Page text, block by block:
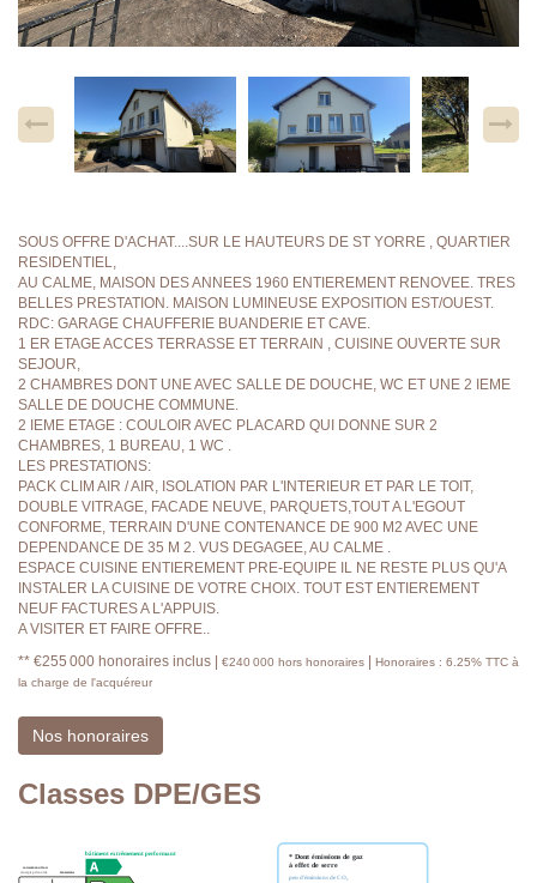
SOUS OFFRE D'ACHAT....SUR LE HAUTEURS DE ST YORRE , QUARTIER
RESIDENTIEL,
AU CALME, MAISON DES ANNEES 1960 ENTIEREMENT RENOVEE. TRES
BELLES PRESTATION. MAISON LUMINEUSE EXPOSITION EST/OUEST.
RDC: GARAGE CHAUFFERIE BUANDERIE ET CAVE.
1 ER ETAGE ACCES TERRASSE ET TERRAIN , CUISINE OUVERTE SUR
SEJOUR,
2 CHAMBRES DONT UNE AVEC SALLE DE DOUCHE, WC ET UNE 2 IEME
SALLE DE DOUCHE COMMUNE.
2 IEME ETAGE : COULOIR AVEC PLACARD QUI DONNE SUR 2
CHAMBRES, 1 BUREAU, 1 WC .
LES PRESTATIONS:
PACK CLIM AIR / AIR, ISOLATION PAR L'INTERIEUR ET PAR LE TOIT,
DOUBLE VITRAGE, FACADE NEUVE, PARQUETS,TOUT A L'EGOUT
CONFORME, TERRAIN D'UNE CONTENANCE DE 900 M2 AVEC UNE
DEPENDANCE DE 35 M 2. VUS DEGAGEE, AU CALME .
ESPACE CUISINE ENTIEREMENT PRE-EQUIPE IL NE RESTE PLUS QU'A
INSTALER LA CUISINE DE VOTRE CHOIX. TOUT EST ENTIEREMENT
NEUF FACTURES A L'APPUIS.
A VISITER ET FAIRE OFFRE..
** €255 000 honoraires inclus €240 000 hors honoraires
Honoraires : 6.25% TTC à
la charge de l'acquéreur
Nos honoraires
Classes DPE/GES